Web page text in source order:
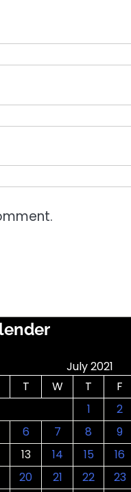
July 2021
T W T F
1
2
6 7 8 9
13 14 15 16
20 21 22 23